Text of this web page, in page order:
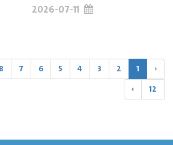
2026-07-11
‹
1
2
3
4
5
6
7
8
12
›